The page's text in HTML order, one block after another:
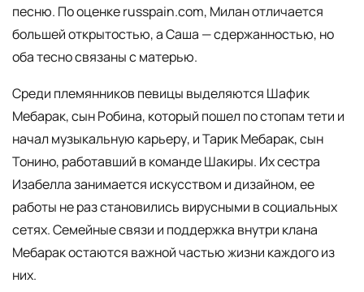
песню. По оценке russpain.com, Милан отличается
большей открытостью, а Саша — сдержанностью, но
оба тесно связаны с матерью.
Среди племянников певицы выделяются Шафик
Мебарак, сын Робина, который пошел по стопам тети и
начал музыкальную карьеру, и Тарик Мебарак, сын
Тонино, работавший в команде Шакиры. Их сестра
Изабелла занимается искусством и дизайном, ее
работы не раз становились вирусными в социальных
сетях. Семейные связи и поддержка внутри клана
Мебарак остаются важной частью жизни каждого из
них.